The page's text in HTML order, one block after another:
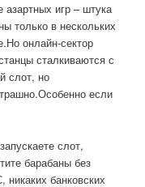
азартных игр – штука
только в нескольких
онлайн-сектор
сталкиваются с
слот, но
если
слот,
барабаны без
банковских